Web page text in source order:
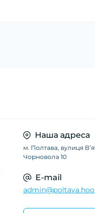
Наша адреса
м. Полтава, вулиця
Чорновола 10
E-mail